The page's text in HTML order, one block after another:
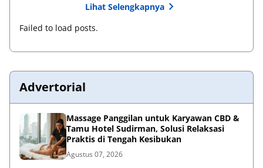
Lihat Selengkapnya
Failed to load posts.
Advertorial
Massage Panggilan untuk Karyawan CBD &
Tamu Hotel Sudirman, Solusi Relaksasi
Praktis di Tengah Kesibukan
Agustus 07, 2026